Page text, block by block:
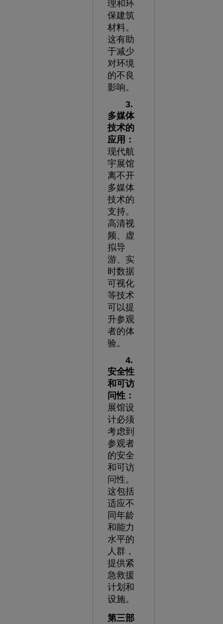
理和环
保建筑
材料。
这有助
于减少
对环境
的不良
影响。
3.
多媒体
技术的
应用：
现代航
宇展馆
离不开
多媒体
技术的
支持。
高清视
频、虚
拟导
游、实
时数据
可视化
等技术
可以提
升参观
者的体
验。
4.
安全性
和可访
问性：
展馆设
计必须
考虑到
参观者
的安全
和可访
问性。
这包括
适应不
同年龄
和能力
水平的
人群，
提供紧
急救援
计划和
设施。
第三部